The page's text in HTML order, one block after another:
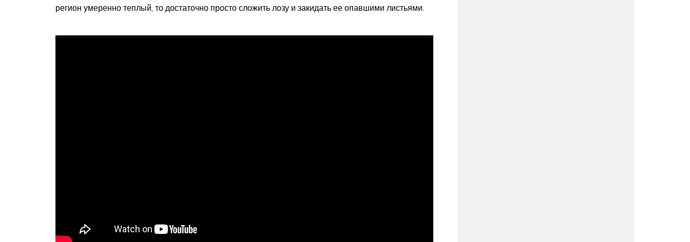
регион умеренно теплый, то достаточно просто сложить лозу и закидать ее опавшими листьями.